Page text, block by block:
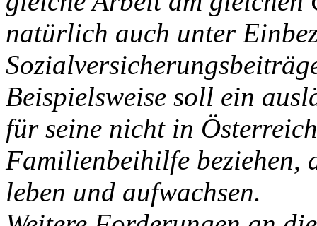
natürlich auch unter
Beispielsweise soll ein
für seine nicht in
Familienbeihilfe beziehen,
leben und aufwachsen.